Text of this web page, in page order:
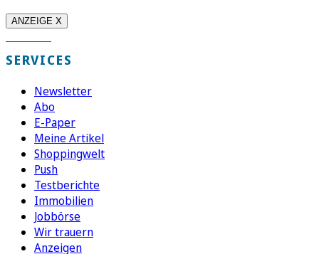
ANZEIGE X
SERVICES
Newsletter
Abo
E-Paper
Meine Artikel
Shoppingwelt
Push
Testberichte
Immobilien
Jobbörse
Wir trauern
Anzeigen